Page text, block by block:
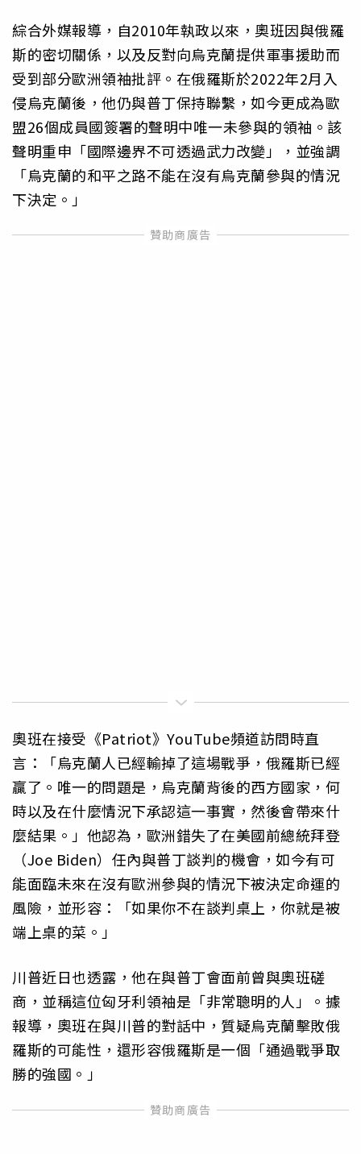
綜合外媒報導，自2010年執政以來，奧班因與俄羅
斯的密切關係，以及反對向烏克蘭提供軍事援助而
受到部分歐洲領袖批評。在俄羅斯於2022年2月入
侵烏克蘭後，他仍與普丁保持聯繫，如今更成為歐
盟26個成員國簽署的聲明中唯一未參與的領袖。該
聲明重申「國際邊界不可透過武力改變」，並強調
「烏克蘭的和平之路不能在沒有烏克蘭參與的情況
下決定。」
奧班在接受《Patriot》YouTube頻道訪問時直
言：「烏克蘭人已經輸掉了這場戰爭，俄羅斯已經
贏了。唯一的問題是，烏克蘭背後的西方國家，何
時以及在什麼情況下承認這一事實，然後會帶來什
麼結果。」他認為，歐洲錯失了在美國前總統拜登
（Joe Biden）任內與普丁談判的機會，如今有可
能面臨未來在沒有歐洲參與的情況下被決定命運的
風險，並形容：「如果你不在談判桌上，你就是被
端上桌的菜。」
川普近日也透露，他在與普丁會面前曾與奧班磋
商，並稱這位匈牙利領袖是「非常聰明的人」。據
報導，奧班在與川普的對話中，質疑烏克蘭擊敗俄
羅斯的可能性，還形容俄羅斯是一個「通過戰爭取
勝的強國。」